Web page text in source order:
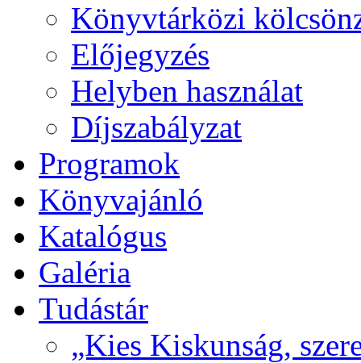
Könyvtárközi
Előjegyzés
Helyben használat
Díjszabályzat
Programok
Könyvajánló
Katalógus
Galéria
Tudástár
„Kies Kiskunság,